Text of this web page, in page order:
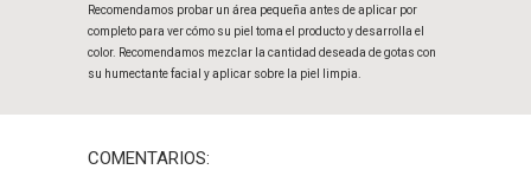
Recomendamos probar un área pequeña antes de aplicar por
completo para ver cómo su piel toma el producto y desarrolla el
color. Recomendamos mezclar la cantidad deseada de gotas con
su humectante facial y aplicar sobre la piel limpia.
COMENTARIOS: